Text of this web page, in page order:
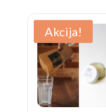
Akcija!